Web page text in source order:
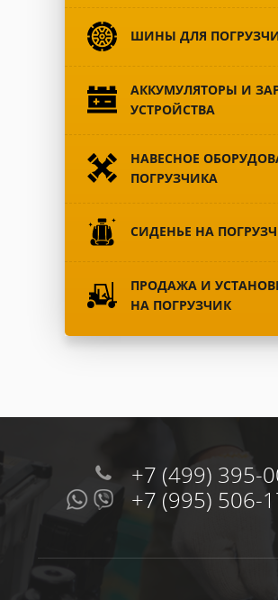
ШИНЫ ДЛЯ
АККУМУЛЯТОРЫ И
УСТРОЙСТВА
НАВЕСНОЕ
ПОГРУЗЧИКА
СИДЕНЬЕ НА
ПРОДАЖА И
НА ПОГРУЗЧИК
+7 (499) 395-
+7 (995) 506-